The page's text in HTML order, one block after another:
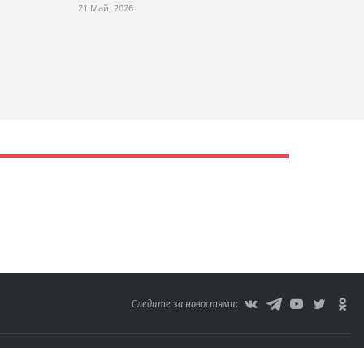
21 Май, 2026
Следите за новостями: